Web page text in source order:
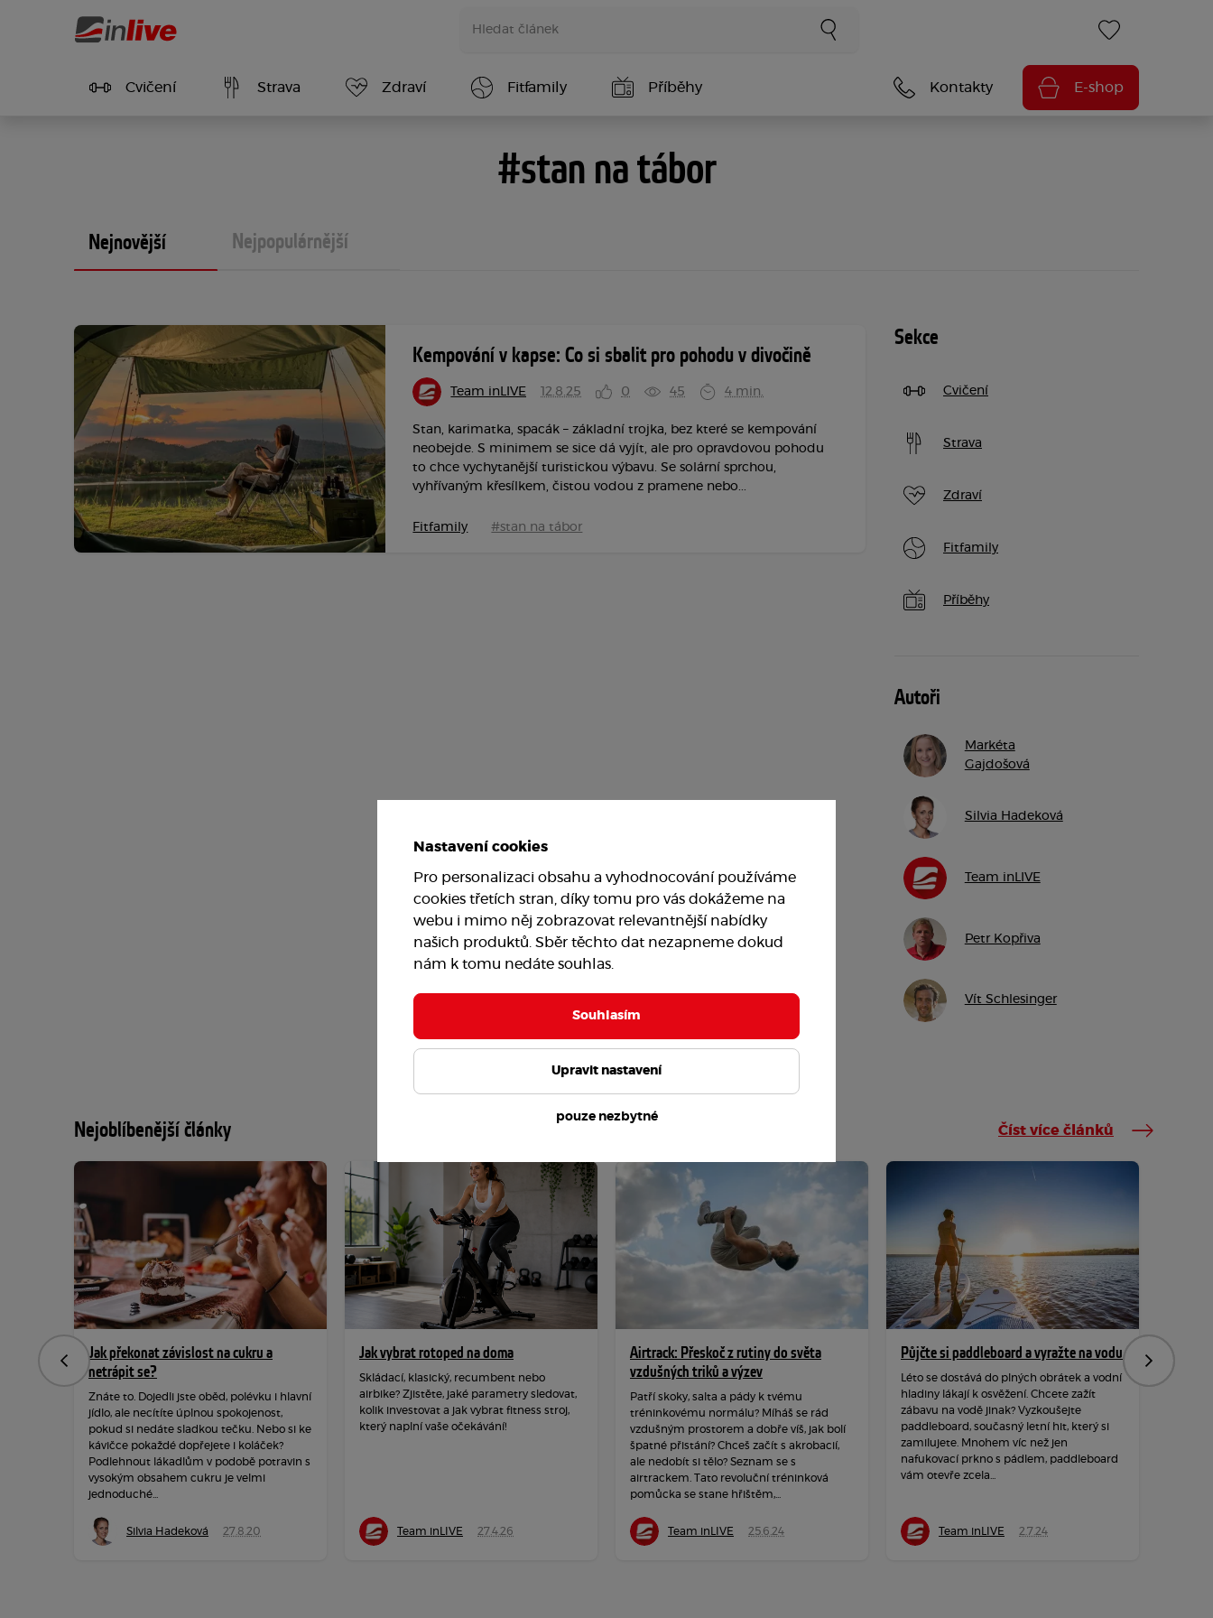
Cvičení Strava Zdraví Fitfamily Příběhy Kontakty E-shop
#stan na tábor
Nejnovější Nejpopulárnější
Kempování v kapse: Co si sbalit pro pohodu v divočině
Team inLIVE 12.8.25 0 45 4 min.
Stan, karimatka, spacák – základní trojka, bez které se kempování
neobejde. S minimem se sice dá vyjít, ale pro opravdovou pohodu
to chce vychytanější turistickou výbavu. Se solární sprchou,
vyhřívaným křesílkem, čistou vodou z pramene nebo...
Fitfamily #stan na tábor
Sekce
Cvičení
Strava
Zdraví
Fitfamily
Příběhy
Autoři
Markéta
Gajdošová
Silvia Hadeková
Team inLIVE
Petr Kopřiva
Vít Schlesinger
Nejoblíbenější články Číst více článků
Jak překonat závislost na cukru a
netrápit se?
Znáte to. Dojedli jste oběd, polévku i hlavní
jídlo, ale necítíte úplnou spokojenost,
pokud si nedáte sladkou tečku. Nebo si ke
kávičce pokaždé dopřejete i koláček?
Podlehnout lákadlům v podobě potravin s
vysokým obsahem cukru je velmi
jednoduché...
Silvia Hadeková 27.8.20
Jak vybrat rotoped na doma
Skládací, klasický, recumbent nebo
airbike? Zjistěte, jaké parametry sledovat,
kolik investovat a jak vybrat fitness stroj,
který naplní vaše očekávání!
Team inLIVE 27.4.26
Airtrack: Přeskoč z rutiny do světa
vzdušných triků a výzev
Patří skoky, salta a pády k tvému
tréninkovému normálu? Míháš se rád
vzdušným prostorem a dobře víš, jak bolí
špatné přistání? Chceš začít s akrobacií,
ale nedobít si tělo? Seznam se s
airtrackem. Tato revoluční tréninková
pomůcka se stane hřištěm,...
Team inLIVE 25.6.24
Půjčte si paddleboard a vyražte na vodu
Léto se dostává do plných obrátek a vodní
hladiny lákají k osvěžení. Chcete zažít
zábavu na vodě jinak? Vyzkoušejte
paddleboard, současný letní hit, který si
zamilujete. Mnohem víc než jen
nafukovací prkno s pádlem, paddleboard
vám otevře zcela...
Team inLIVE 2.7.24
Předchozí
Nastavení cookies
Pro personalizaci obsahu a vyhodnocování používáme
cookies třetích stran, díky tomu pro vás dokážeme na
webu i mimo něj zobrazovat relevantnější nabídky
našich produktů. Sběr těchto dat nezapneme dokud
nám k tomu nedáte souhlas.
Souhlasím
Upravit nastavení
pouze nezbytné